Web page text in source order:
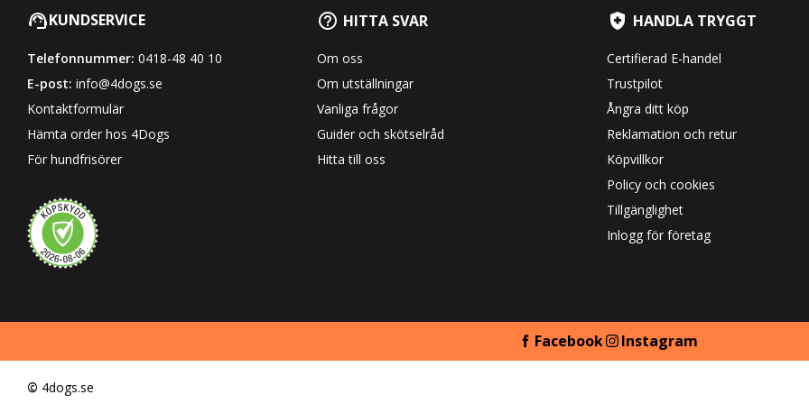
KUNDSERVICE
Telefonnummer: 0418-48 40 10
E-post: info@4dogs.se
Kontaktformulär
Hämta order hos 4Dogs
För hundfrisörer
HITTA SVAR
Om oss
Om utställningar
Vanliga frågor
Guider och skötselråd
Hitta till oss
HANDLA TRYGGT
Certifierad E-handel
Trustpilot
Ångra ditt köp
Reklamation och retur
Köpvillkor
Policy och cookies
Tillgänglighet
Inlogg för företag
Facebook Instagram
© 4dogs.se